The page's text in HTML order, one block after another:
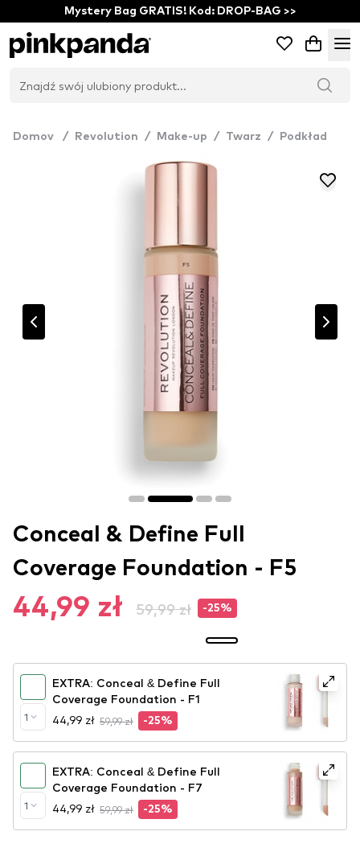
Mystery Bag GRATIS! Kod: DROP-BAG >>
Domov / Revolution / Make-up / Twarz / Podkład
Conceal & Define Full
Coverage Foundation - F5
44,99 zł 59,99 zł -25%
1
EXTRA: Conceal & Define Full
Coverage Foundation - F1
44,99 zł 59,99 zł -25%
1
EXTRA: Conceal & Define Full
Coverage Foundation - F7
44,99 zł 59,99 zł -25%